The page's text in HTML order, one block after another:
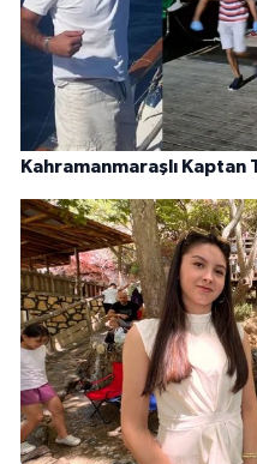
Kahramanmaraşlı